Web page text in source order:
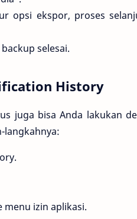
opsi ekspor, proses
selesai.
History
juga bisa Anda lakukan
langkahnya:
izin aplikasi.